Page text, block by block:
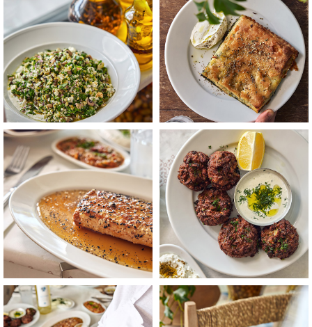
בגדול
-
+
בגדול
-
+
לפתיחת
התמונה
בגדול
+
לפתיחת
התמונה
בגדול
-
+
לפתיחת
התמונה
בגדול
לפתיחת
התמונה
בגדול